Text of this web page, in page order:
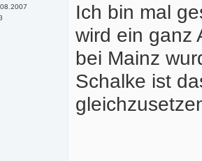
Ich bin mal
wird ein ganz
bei Mainz
Schalke ist